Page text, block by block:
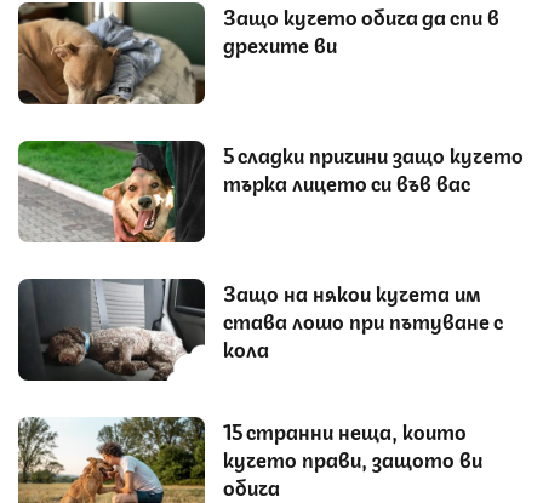
Защо кучето обича да спи в
дрехите ви
5 сладки причини защо кучето
търка лицето си във вас
Защо на някои кучета им
става лошо при пътуване с
кола
15 странни неща, които
кучето прави, защото ви
обича